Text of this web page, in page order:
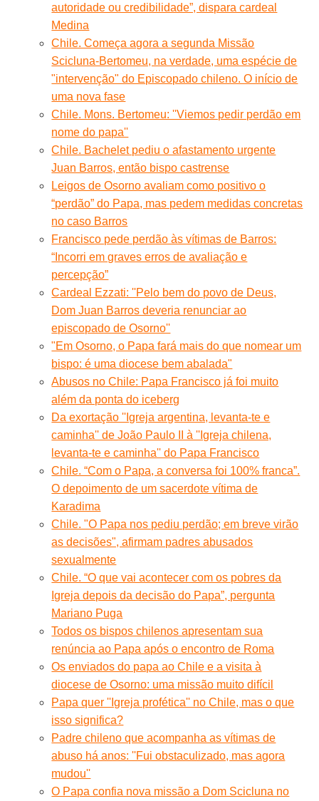
autoridade ou credibilidade”, dispara cardeal
Medina
Chile. Começa agora a segunda Missão
Scicluna-Bertomeu, na verdade, uma espécie de
"intervenção" do Episcopado chileno. O início de
uma nova fase
Chile. Mons. Bertomeu: ''Viemos pedir perdão em
nome do papa''
Chile. Bachelet pediu o afastamento urgente
Juan Barros, então bispo castrense
Leigos de Osorno avaliam como positivo o
“perdão” do Papa, mas pedem medidas concretas
no caso Barros
Francisco pede perdão às vítimas de Barros:
“Incorri em graves erros de avaliação e
percepção”
Cardeal Ezzati: ''Pelo bem do povo de Deus,
Dom Juan Barros deveria renunciar ao
episcopado de Osorno''
"Em Osorno, o Papa fará mais do que nomear um
bispo: é uma diocese bem abalada"
Abusos no Chile: Papa Francisco já foi muito
além da ponta do iceberg
Da exortação ''Igreja argentina, levanta-te e
caminha'' de João Paulo II à ''Igreja chilena,
levanta-te e caminha'' do Papa Francisco
Chile. “Com o Papa, a conversa foi 100% franca”.
O depoimento de um sacerdote vítima de
Karadima
Chile. "O Papa nos pediu perdão; em breve virão
as decisões", afirmam padres abusados
sexualmente
Chile. “O que vai acontecer com os pobres da
Igreja depois da decisão do Papa”, pergunta
Mariano Puga
Todos os bispos chilenos apresentam sua
renúncia ao Papa após o encontro de Roma
Os enviados do papa ao Chile e a visita à
diocese de Osorno: uma missão muito difícil
Papa quer ''Igreja profética'' no Chile, mas o que
isso significa?
Padre chileno que acompanha as vítimas de
abuso há anos: ''Fui obstaculizado, mas agora
mudou''
O Papa confia nova missão a Dom Scicluna no